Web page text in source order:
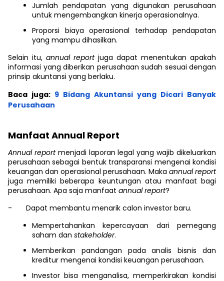
Jumlah pendapatan yang digunakan perusahaan
untuk mengembangkan kinerja operasionalnya.
Proporsi biaya operasional terhadap pendapatan
yang mampu dihasilkan.
Selain itu, annual report juga dapat menentukan apakah
informasi yang diberikan perusahaan sudah sesuai dengan
prinsip akuntansi yang berlaku.
Baca juga: 9 Bidang Akuntansi yang Dicari Banyak
Perusahaan
Manfaat Annual Report
Annual report menjadi laporan legal yang wajib dikeluarkan
perusahaan sebagai bentuk transparansi mengenai kondisi
keuangan dan operasional perusahaan. Maka annual report
juga memiliki beberapa keuntungan atau manfaat bagi
perusahaan. Apa saja manfaat annual report?
-
Dapat membantu menarik calon investor baru.
Mempertahankan kepercayaan dari pemegang
saham dan stakeholder.
Memberikan pandangan pada analis bisnis dan
kreditur mengenai kondisi keuangan perusahaan.
Investor bisa menganalisa, memperkirakan kondisi